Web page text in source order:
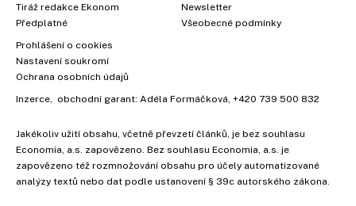
Tiráž redakce Ekonom
Předplatné
Newsletter
Všeobecné podmínky
Prohlášení o cookies
Nastavení soukromí
Ochrana osobních údajů
Inzerce , obchodní garant: Adéla Formáčková +420 739 500 832
Jakékoliv užití obsahu, včetně převzetí článků, je bez souhlasu
Economia, a.s. zapovězeno. Bez souhlasu Economia, a.s. je
zapovězeno též rozmnožování obsahu pro účely automatizované
analýzy textů nebo dat podle ustanovení § 39c autorského zákona.